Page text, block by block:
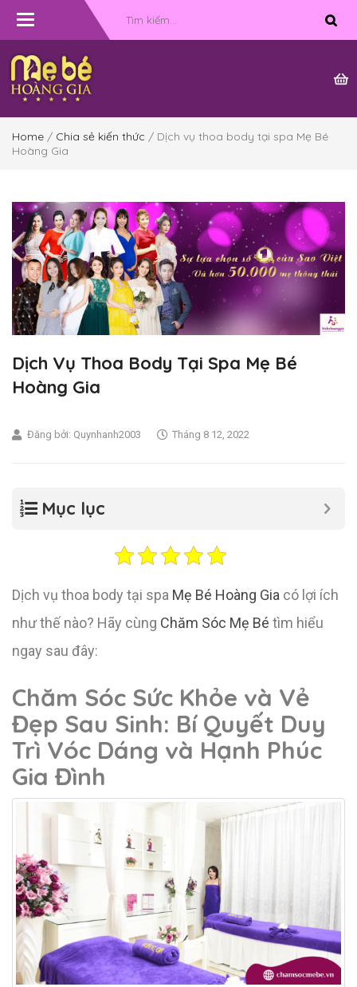
Toggle
Home / Chia sẻ kiến thức / Dịch vụ thoa body tại spa Mẹ Bé
Hoàng Gia
Dịch Vụ Thoa Body Tại Spa Mẹ Bé
Hoàng Gia
Đăng bởi: Quynhanh2003 Tháng 8 12, 2022
Mục lục
Dịch vụ thoa body tại spa Mẹ Bé Hoàng Gia có lợi ích
như thế nào? Hãy cùng Chăm Sóc Mẹ Bé tìm hiểu
ngay sau đây:
Chăm Sóc Sức Khỏe và Vẻ
Đẹp Sau Sinh: Bí Quyết Duy
Trì Vóc Dáng và Hạnh Phúc
Gia Đình